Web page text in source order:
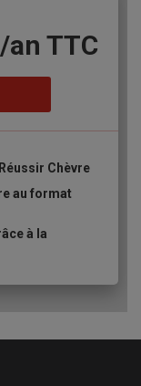
TTC
Chèvre
au format
à la